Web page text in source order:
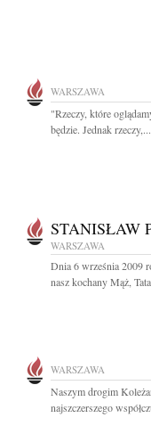
WARSZAWA
"Rzeczy, które
będzie. Jednak rzeczy,...
STANISŁAW
WARSZAWA
Dnia 6 września 2009
nasz kochany Mąż,
WARSZAWA
Naszym drogim
najszczerszego